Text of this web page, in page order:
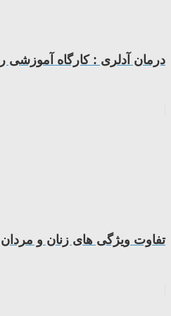
درمان آدلری : کارگاه آموزشی
تفاوت ویژگی های زنان و